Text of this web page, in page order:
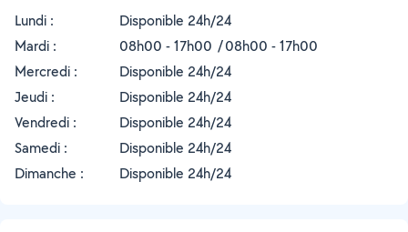
Lundi :
Disponible 24h/24
Mardi :
08h00 - 17h00
08h00 - 17h00
Mercredi :
Disponible 24h/24
Jeudi :
Disponible 24h/24
Vendredi :
Disponible 24h/24
Samedi :
Disponible 24h/24
Dimanche :
Disponible 24h/24